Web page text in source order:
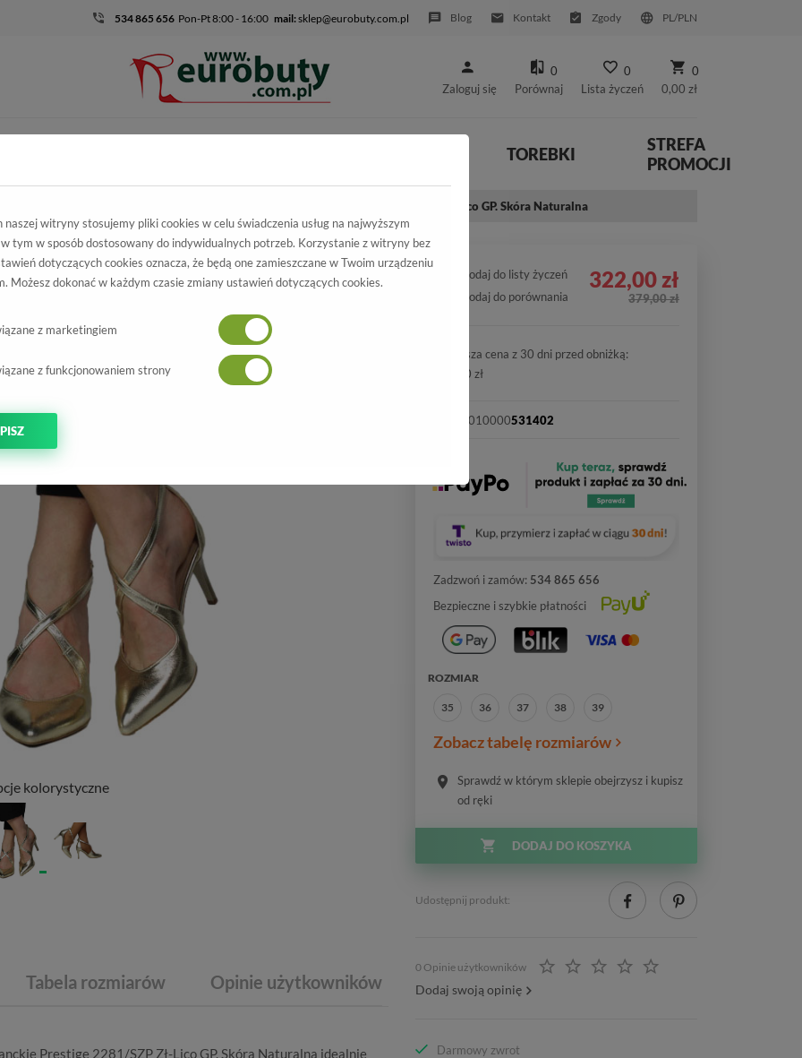
534 865 656 Pon-Pt 8:00 - 16:00 mail:sklep@eurobuty.com.pl Blog Kontakt Zgody PL/PLN
Zaloguj się
0
Porównaj
0
Lista życzeń
0
0,00 zł
TOREBKI
STREFA
PROMOCJI
Czółenka Eleganckie Prestige 2281/SZP Zł-Lico GP. Skóra Naturalna
Prestige
Lico GP. Skóra Naturalna
-15%
kolorystyczne
Tabela rozmiarów Opinie użytkowników
Prestige 2281/SZP Zł-Lico GP. Skóra Naturalna idealnie
Dodaj do listy życzeń
Dodaj do porównania
322,00 zł
379,00 zł
Najniższa cena z 30 dni przed obniżką:
322,00 zł
2010000531402
Zadzwoń i zamów: 534 865 656
Bezpieczne i szybkie płatności
ROZMIAR
35 36 37 38 39
Zobacz tabelę rozmiarów
Sprawdź w którym sklepie obejrzysz i kupisz
od ręki
DODAJ DO KOSZYKA
Udostępnij produkt:
0 Opinie użytkowników
Dodaj swoją opinię
Darmowy zwrot
naszej witryny stosujemy pliki cookies w celu świadczenia usług na najwyższym
tym w sposób dostosowany do indywidualnych potrzeb. Korzystanie z witryny bez
dotyczących cookies oznacza, że będą one zamieszczane w Twoim urządzeniu
Możesz dokonać w każdym czasie zmiany ustawień dotyczących cookies.
z marketingiem
z funkcjonowaniem strony